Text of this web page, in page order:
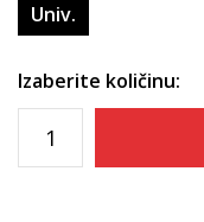
Univ.
Izaberite količinu: